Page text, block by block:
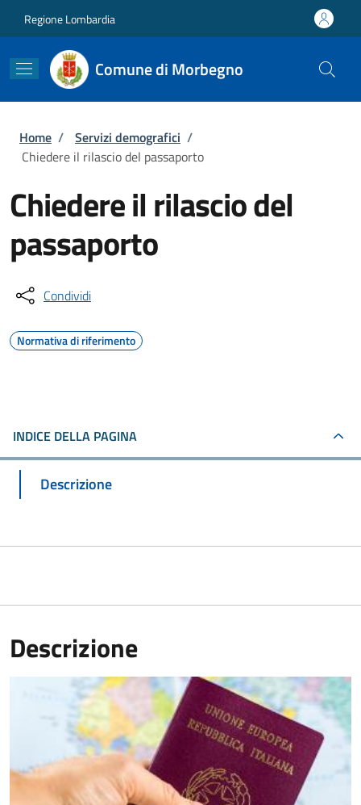
Regione Lombardia
Comune di Morbegno
Briciole di pane
Home / Servizi demografici /
Chiedere il rilascio del passaporto
Chiedere il rilascio del
passaporto
Condividi
Normativa di riferimento
INDICE DELLA PAGINA
Descrizione
Descrizione